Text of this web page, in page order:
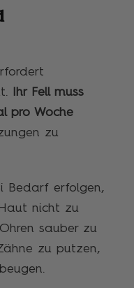
Ihr Fell muss
pro Woche
zu
Bedarf erfolgen,
nicht zu
sauber zu
zu putzen,